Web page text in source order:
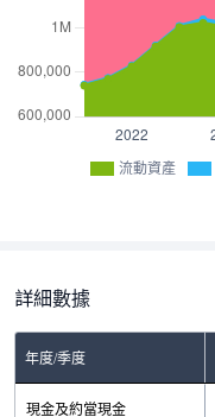
流動資產
詳細數據
年度/季度2025-Q3
現金及約當現金
253,165